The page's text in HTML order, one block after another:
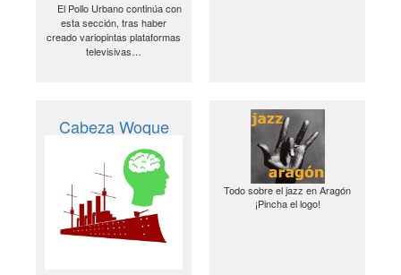
El Pollo Urbano continúa con
esta sección, tras haber
creado variopintas plataformas
televisivas…
Cabeza Woque
Todo sobre el jazz en Aragón
¡Pincha el logo!